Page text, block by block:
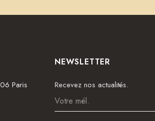
Paris
NEWSLETTER
Recevez nos actualités.